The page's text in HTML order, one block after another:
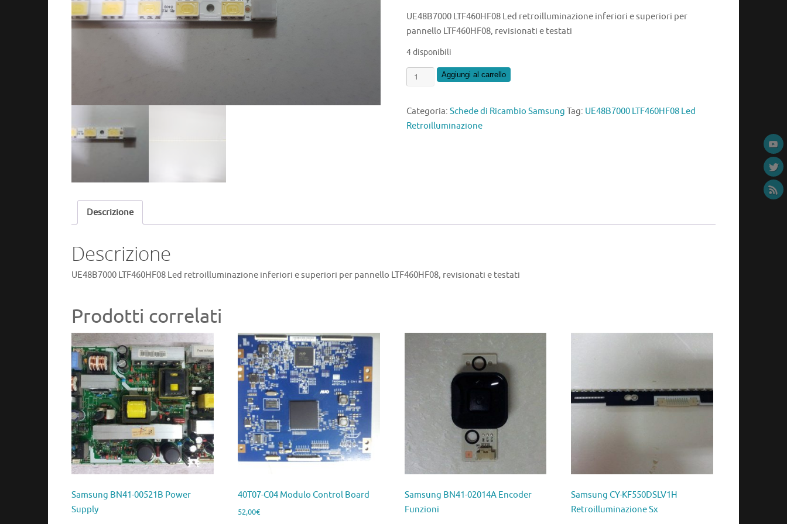
UE48B7000 LTF460HF08 Led retroilluminazione inferiori e superiori per
pannello LTF460HF08, revisionati e testati
4 disponibili
UE48B7000
LTF460HF08
Retroilluminazione
Aggiungi al carrello
Categoria: Schede di Ricambio Samsung Tag: UE48B7000 LTF460HF08 Led
Retroilluminazione
Descrizione
Descrizione
UE48B7000 LTF460HF08 Led retroilluminazione inferiori e superiori per pannello LTF460HF08, revisionati e testati
Prodotti correlati
Samsung BN41-00521B Power
Supply
40T07-C04 Modulo Control Board
52,00€
Samsung BN41-02014A Encoder
Funzioni
Samsung CY-KF550DSLV1H
Retroilluminazione Sx